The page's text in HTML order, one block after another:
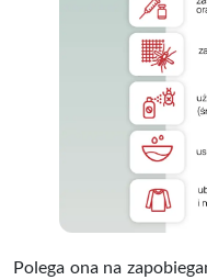
Polega ona na